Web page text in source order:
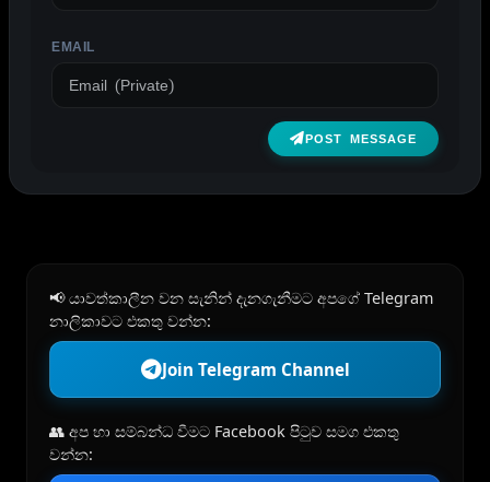
EMAIL
POST MESSAGE
📢 යාවත්කාලීන වන සැනින් දැනගැනීමට අපගේ Telegram
නාලිකාවට එකතු වන්න:
Join Telegram Channel
👥 අප හා සම්බන්ධ වීමට Facebook පිටුව සමග එකතු
වන්න: